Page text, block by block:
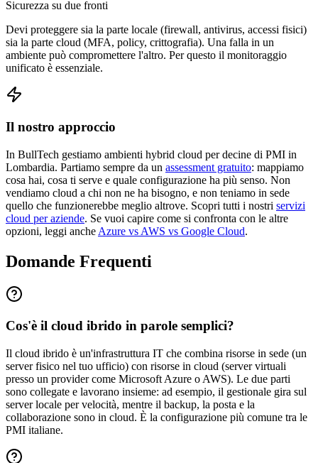
Sicurezza su due fronti
Devi proteggere sia la parte locale (firewall, antivirus, accessi fisici)
sia la parte cloud (MFA, policy, crittografia). Una falla in un
ambiente può compromettere l'altro. Per questo il monitoraggio
unificato è essenziale.
Il nostro approccio
In BullTech gestiamo ambienti hybrid cloud per decine di PMI in
Lombardia. Partiamo sempre da un assessment gratuito: mappiamo
cosa hai, cosa ti serve e quale configurazione ha più senso. Non
vendiamo cloud a chi non ne ha bisogno, e non teniamo in sede
quello che funzionerebbe meglio altrove. Scopri tutti i nostri servizi
cloud per aziende. Se vuoi capire come si confronta con le altre
opzioni, leggi anche Azure vs AWS vs Google Cloud.
Domande Frequenti
Cos'è il cloud ibrido in parole semplici?
Il cloud ibrido è un'infrastruttura IT che combina risorse in sede (un
server fisico nel tuo ufficio) con risorse in cloud (server virtuali
presso un provider come Microsoft Azure o AWS). Le due parti
sono collegate e lavorano insieme: ad esempio, il gestionale gira sul
server locale per velocità, mentre il backup, la posta e la
collaborazione sono in cloud. È la configurazione più comune tra le
PMI italiane.